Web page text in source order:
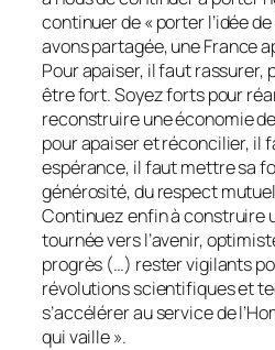
continuer de« porter l’idée
avons partagée, une France
Pour apaiser, il faut rassurer,
être fort. Soyez forts pour
reconstruire une économie
pour apaiser et réconcilier, il
espérance, il faut mettre sa
générosité, du respect
Continuez enfin à construire
tournée vers l’avenir,
progrès (…) rester vigilants
révolutions scientifiques et
s’accélérer au service de
qui vaille ».